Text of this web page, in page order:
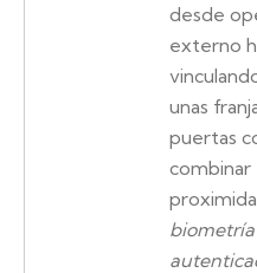
desde
externo
unas
puertas
combinar